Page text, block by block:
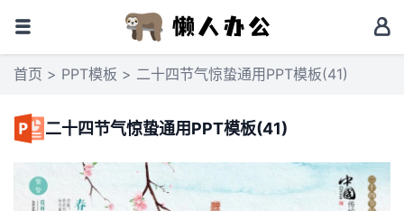
首页 > PPT模板 > 二十四节气惊蛰通用PPT模板(41)
二十四节气惊蛰通用PPT模板(41)